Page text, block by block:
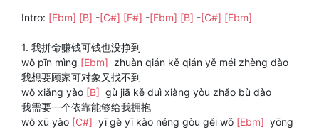
Intro: [Ebm] [B] -[C#] [F#] -[Ebm] [B] -[C#] [Ebm]
1. 我拼命赚钱可钱也没挣到
wǒ pīn mìng [Ebm] zhuàn qián kě qián yě méi zhèng dào
我想要顾家可对象又找不到
wǒ xiǎng yào [B] gù jiā kě duì xiàng yòu zhǎo bù dào
我需要一个依靠能够给我拥抱
wǒ xū yào [C#] yī gè yī kào néng gòu gěi wǒ [Ebm] yōng